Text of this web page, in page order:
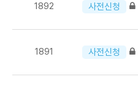
1892 사전신청
1891 사전신청